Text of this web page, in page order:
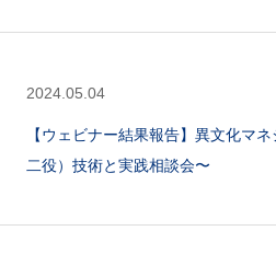
2024.05.04
【ウェビナー結果報告】異文化マ
二役）技術と実践相談会〜